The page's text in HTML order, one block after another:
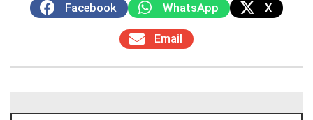
Facebook WhatsApp X
Email